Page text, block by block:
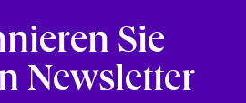
Sie
Newsletter